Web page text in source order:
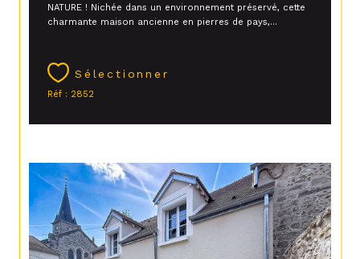
NATURE ! Nichée dans un environnement préservé, cette
charmante maison ancienne en pierres de pays,...
Sélectionner
Réf : 2852